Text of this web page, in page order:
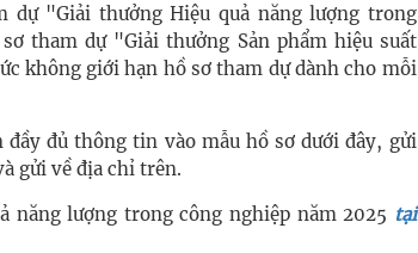
dự "Giải thưởng Hiệu quả năng lượng trong
tham dự "Giải thưởng Sản phẩm hiệu suất
không giới hạn hồ sơ tham dự dành cho mỗi
đủ thông tin vào mẫu hồ sơ dưới đây, gửi
gửi về địa chỉ trên.
năng lượng trong công nghiệp năm 2025 tại